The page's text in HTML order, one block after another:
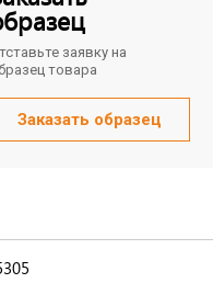
заявку на
товара
Заказать образец